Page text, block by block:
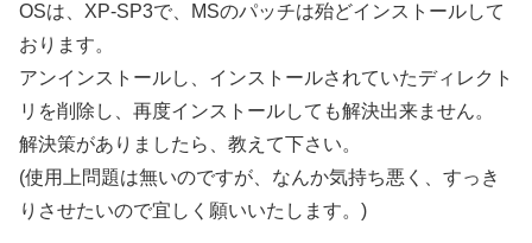
OSは、XP-SP3で、MSのパッチは殆どインストールして
おります。
アンインストールし、インストールされていたディレクト
リを削除し、再度インストールしても解決出来ません。
解決策がありましたら、教えて下さい。
(使用上問題は無いのですが、なんか気持ち悪く、すっき
りさせたいので宜しく願いいたします。)